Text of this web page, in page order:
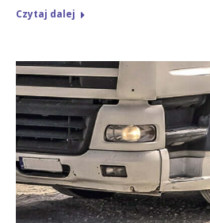
Czytaj dalej